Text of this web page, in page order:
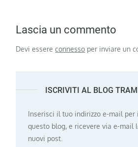
Lascia un commento
Devi essereconnesso per inviare un
ISCRIVITI AL BLOG
Inserisci il tuo indirizzo e-mail per
questo blog, e ricevere via e-mail
nuovi post.